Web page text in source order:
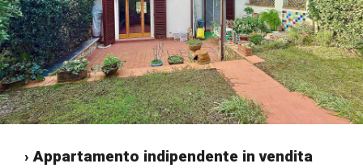
› Appartamento indipendente in vendita